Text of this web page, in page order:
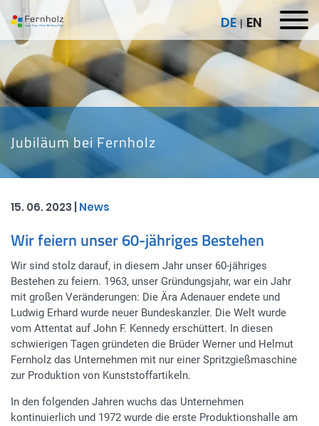
i
o
c
n
e
n
DE EN
Jubiläum bei Fernholz
15. 06. 2023 | News
Wir feiern unser 60-jähriges Bestehen
Wir sind stolz darauf, in diesem Jahr unser 60-jähriges
Bestehen zu feiern. 1963, unser Gründungsjahr, war ein Jahr
mit großen Veränderungen: Die Ära Adenauer endete und
Ludwig Erhard wurde neuer Bundeskanzler. Die Welt wurde
vom Attentat auf John F. Kennedy erschüttert. In diesen
schwierigen Tagen gründeten die Brüder Werner und Helmut
Fernholz das Unternehmen mit nur einer Spritzgießmaschine
zur Produktion von Kunststoffartikeln.
In den folgenden Jahren wuchs das Unternehmen
kontinuierlich und 1972 wurde die erste Produktionshalle am